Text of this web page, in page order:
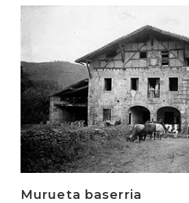
Murueta baserria